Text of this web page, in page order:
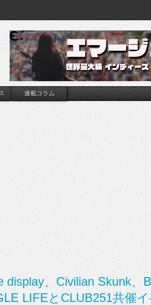
連載コラム
display、Civilian Skunk、
LIFEとCLUB251共催